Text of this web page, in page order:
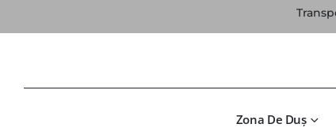
Zona De Duș